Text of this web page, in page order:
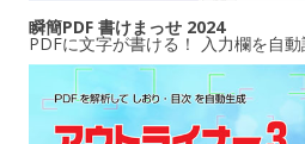
瞬簡PDF 書けまっせ 2024
PDFに文字が書ける！ 入力欄を自